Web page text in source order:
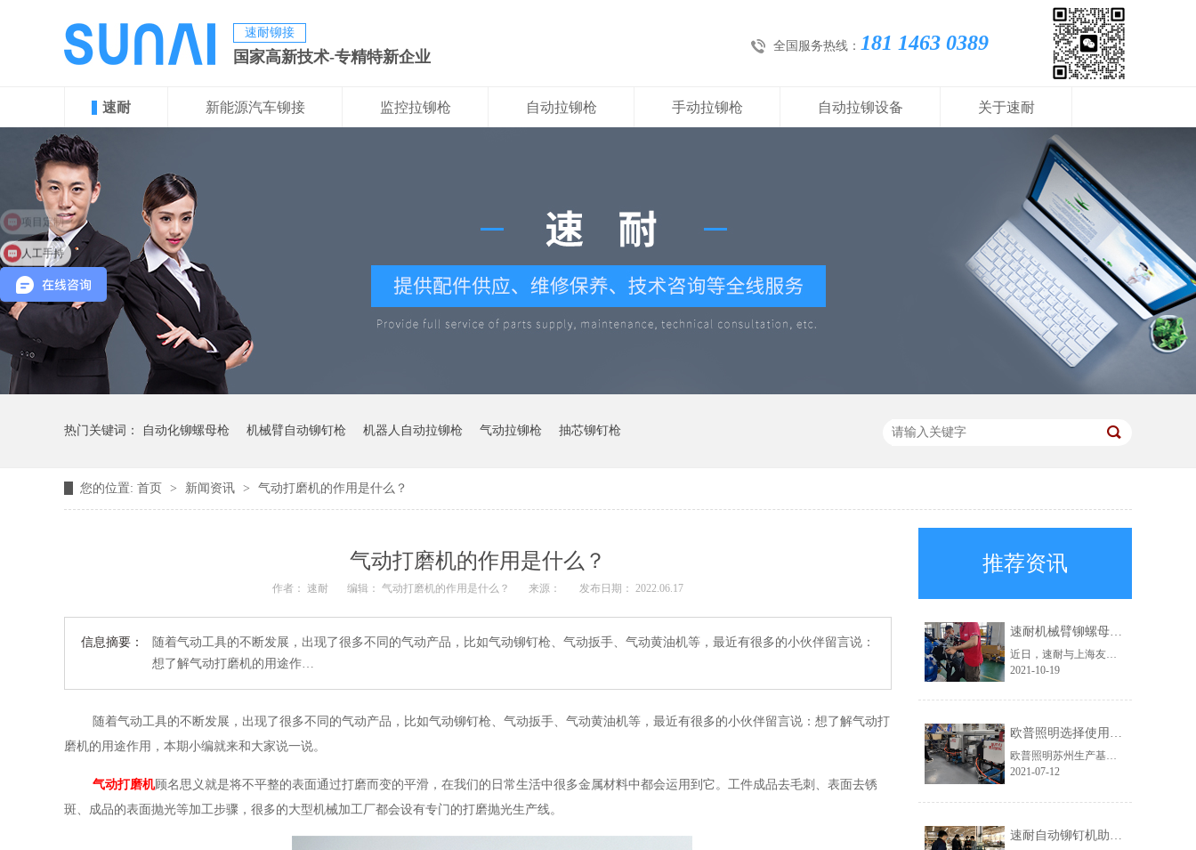
速耐铆接
国家高新技术-专精特新企业
全国服务热线： 181 1463 0389
速耐 新能源汽车铆接 监控拉铆枪 自动拉铆枪 手动拉铆枪 自动拉铆设备 关于速耐
热门关键词： 自动化铆螺母枪 机械臂自动铆钉枪 机器人自动拉铆枪 气动拉铆枪 抽芯铆钉枪
您的位置: 首页 > 新闻资讯 > 气动打磨机的作用是什么？
气动打磨机的作用是什么？
作者： 速耐 编辑： 气动打磨机的作用是什么？ 来源： 发布日期： 2022.06.17
信息摘要：
随着气动工具的不断发展，出现了很多不同的气动产品，比如气动铆钉枪、气动扳手、气动黄油机等，最近有很多的小伙伴留言说：
想了解气动打磨机的用途作…
随着气动工具的不断发展，出现了很多不同的气动产品，比如气动铆钉枪、气动扳手、气动黄油机等，最近有很多的小伙伴留言说：想了解气动打
磨机的用途作用，本期小编就来和大家说一说。
气动打磨机顾名思义就是将不平整的表面通过打磨而变的平滑，在我们的日常生活中很多金属材料中都会运用到它。工件成品去毛刺、表面去锈
斑、成品的表面抛光等加工步骤，很多的大型机械加工厂都会设有专门的打磨抛光生产线。
推荐资讯
速耐机械臂铆螺母枪助力上海友升提效升级
近日，速耐与上海友升铝业有限公司成功达成合作，为对方提供了速耐机械臂铆螺母枪，助力上海友升实现自动化生产。
2021-10-19
欧普照明选择使用速耐自动拉钉机
欧普照明苏州生产基地，此前一直使用的是其他品牌的铆接气动工具。在得知速耐自动拉钉机后，进行了详细的咨询，被速耐自动拉钉机“自动吸钉、一机顶三人”的特点深深吸引，于是决定采购。
2021-07-12
人工手持